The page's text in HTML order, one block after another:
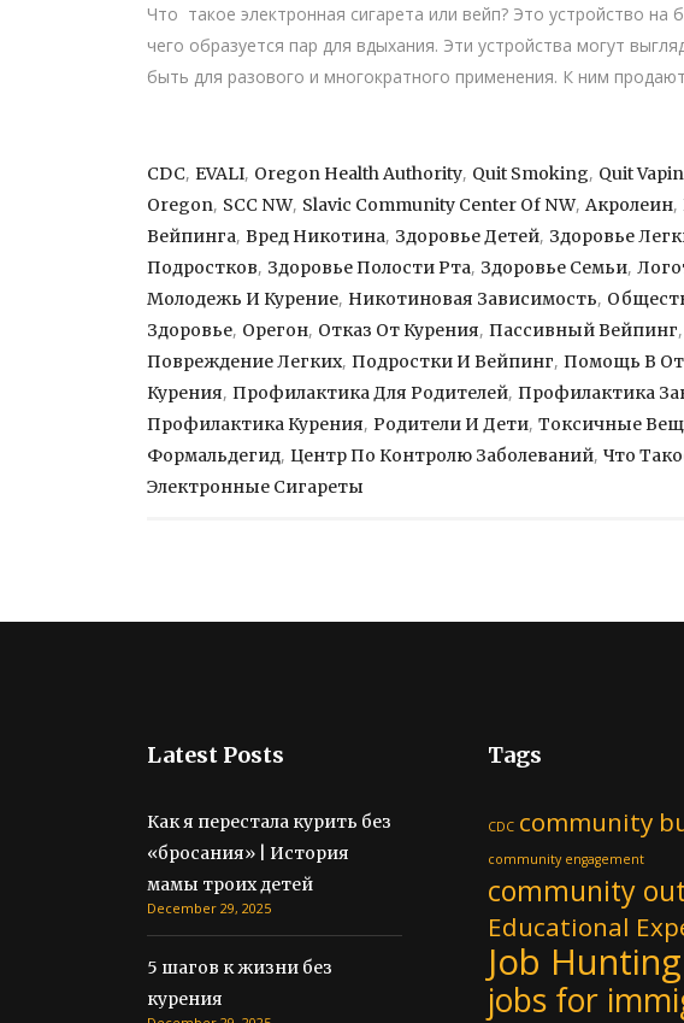
Что такое электронная сигарета или вейп? Это устройство на
чего образуется пар для вдыхания. Эти устройства могут
быть для разового и многократного применения. К ним
CDC, EVALI, Oregon Health Authority, Quit Smoking, Quit
Oregon, SCC NW, Slavic Community Center Of NW, Акролеин,
Вейпинга, Вред Никотина, Здоровье Детей, Здоровье
Подростков, Здоровье Полости Рта, Здоровье Семьи,
Молодежь И Курение, Никотиновая Зависимость,
Здоровье, Орегон, Отказ От Курения, Пассивный Вейпинг,
Повреждение Легких, Подростки И Вейпинг, Помощь В
Курения, Профилактика Для Родителей, Профилактика
Профилактика Курения, Родители И Дети, Токсичные
Формальдегид, Центр По Контролю Заболеваний, Что
Электронные Сигареты
Latest Posts
Как я перестала курить без
«бросания» | История
мамы троих детей
December 29, 2025
5 шагов к жизни без
курения
Tags
CDC community
community engagement
community
Educational
Job Hunting
jobs for